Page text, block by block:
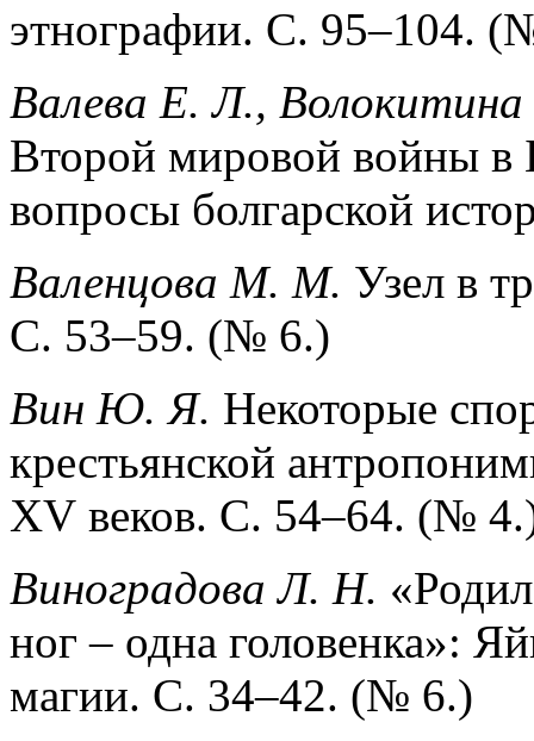
этнографии. С. 95–104.
Валева Е. Л.,
Второй мировой войны в
вопросы болгарской
Валенцова М. М. Узел в
С. 53–59. (№ 6.)
Вин Ю. Я. Некоторые
крестьянской
XV веков. С. 54–64. (№
Виноградова Л. Н.
ног – одна головенка»:
магии. С. 34–42. (№ 6.)